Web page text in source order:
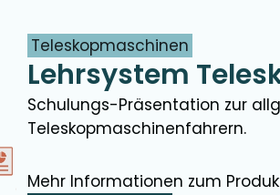
Teleskopmaschinen
Lehrsystem
Schulungs-Präsentation zur
Teleskopmaschinenfahrern.
Mehr Informationen zum